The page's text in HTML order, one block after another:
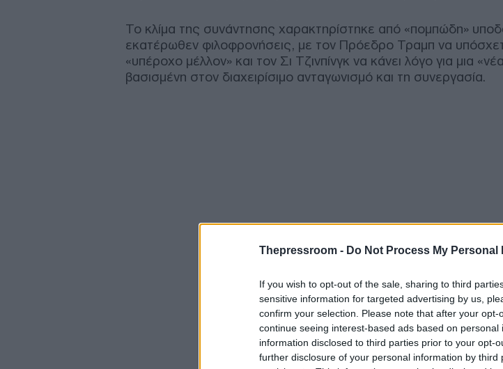
Thepressroom - Do Not Process My Personal
If you wish to opt-out of the sale, sharing to third
sensitive information for targeted advertising by us,
confirm your selection. Please note that after your
continue seeing interest-based ads based on
information disclosed to third parties prior to your opt-
further disclosure of your personal information by third
Το κλίμα της συνάντησης χαρακτηρίστηκε από «πομπώδη»
εκατέρωθεν φιλοφρονήσεις, με τον Πρόεδρο Τραμπ να
«υπέροχο μέλλον» και τον Σι Τζινπίνγκ να κάνει λόγο για μια
βασισμένη στον διαχειρίσιμο ανταγωνισμό και τη συνεργασία.